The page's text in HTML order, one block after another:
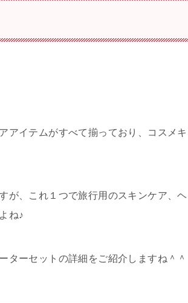
アイテムがすべて揃っており、コスメキ
が、これ１つで旅行用のスキンケア、ヘ
ね♪
ターセットの詳細をご紹介しますね＾＾